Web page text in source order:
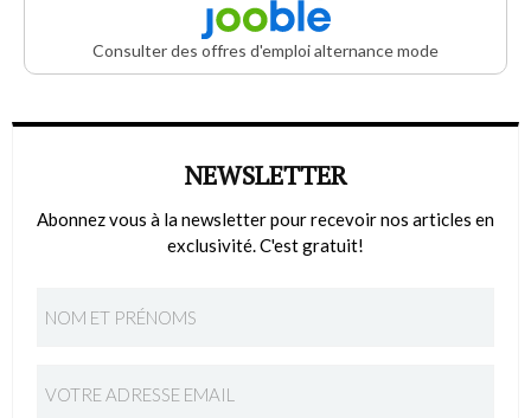
Consulter des offres d'emploi alternance mode
NEWSLETTER
Abonnez vous à la newsletter pour recevoir nos articles en
exclusivité. C'est gratuit!